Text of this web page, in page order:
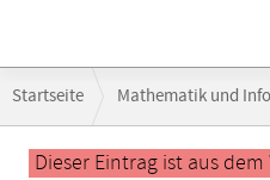
Navigation
Startseite Mathematik und
Hauptinhalt
Dieser Eintrag ist aus